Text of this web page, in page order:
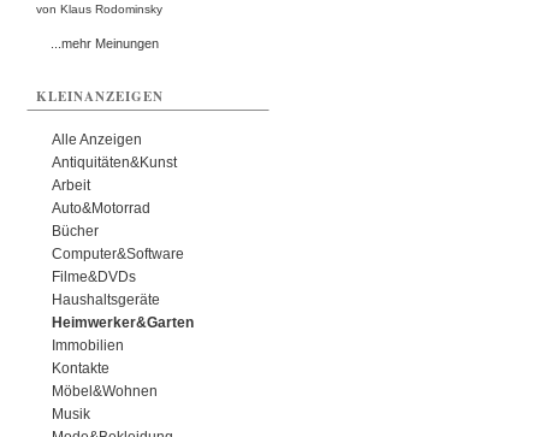
von Klaus Rodominsky
...mehr Meinungen
KLEINANZEIGEN
Alle Anzeigen
Antiquitäten&Kunst
Arbeit
Auto&Motorrad
Bücher
Computer&Software
Filme&DVDs
Haushaltsgeräte
Heimwerker&Garten
Immobilien
Kontakte
Möbel&Wohnen
Musik